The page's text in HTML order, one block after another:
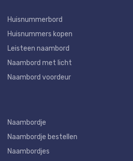
Huisnummerbord
Huisnummers kopen
Leisteen naambord
Naambord met licht
Naambord voordeur
Naambordje
Naambordje bestellen
Naambordjes